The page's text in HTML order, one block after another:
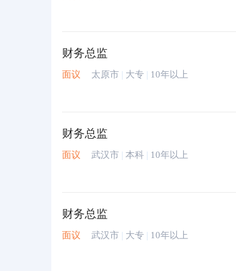
财务总监
面议 太原市 | 大专 | 10年以上
财务总监
面议 武汉市 | 本科 | 10年以上
财务总监
面议 武汉市 | 大专 | 10年以上